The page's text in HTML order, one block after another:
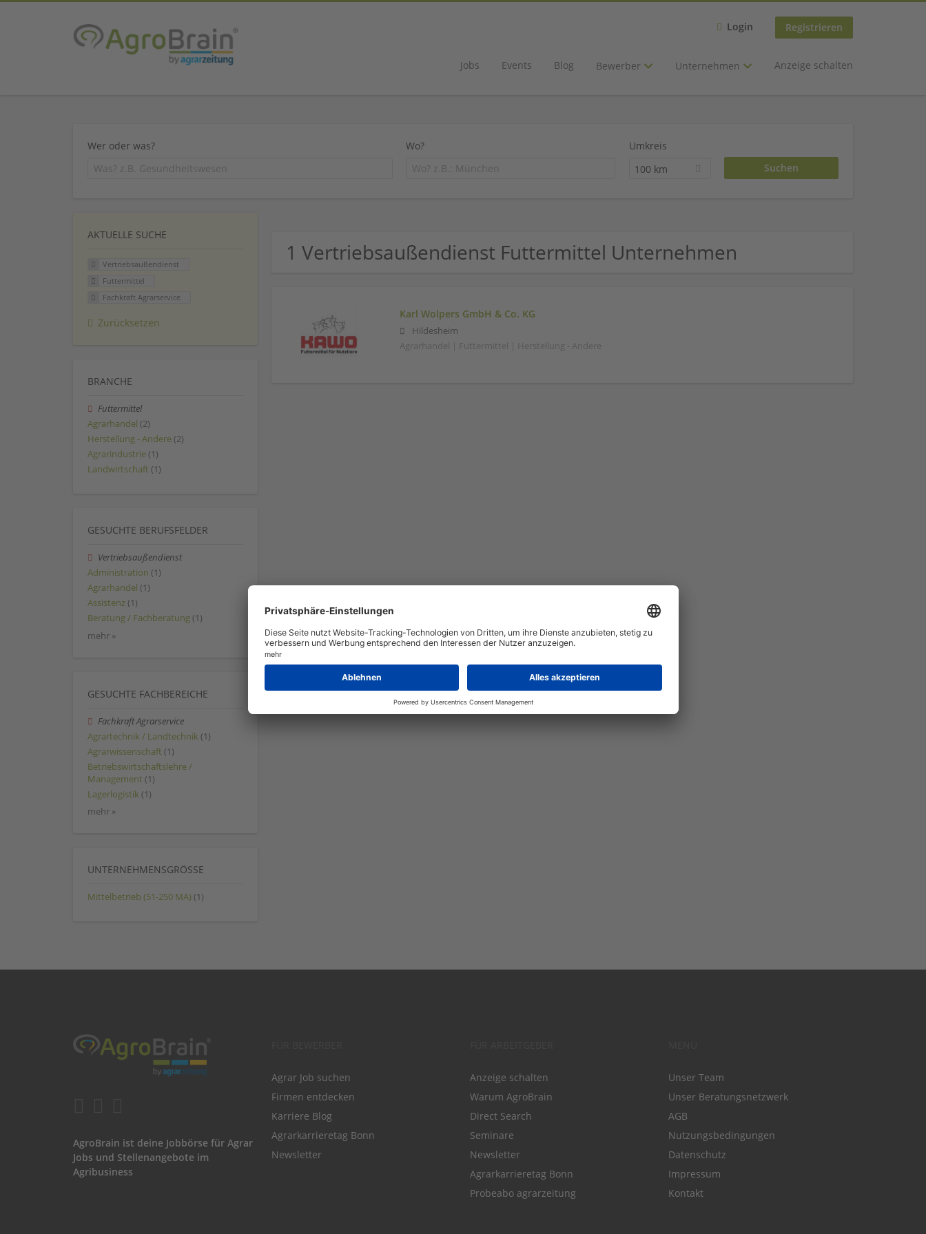
Login Registrieren
Jobs Events Blog Bewerber Unternehmen Anzeige schalten
Wer oder was? Wo?
Umkreis
100 km
1 Vertriebsaußendienst Futtermittel Unternehmen
Karl Wolpers GmbH & Co. KG
Hildesheim
Agrarhandel | Futtermittel | Herstellung - Andere
AKTUELLE SUCHE
Vertriebsaußendienst
Futtermittel
Fachkraft Agrarservice
Zurücksetzen
BRANCHE
Futtermittel
Agrarhandel (2)
Herstellung - Andere (2)
Agrarindustrie (1)
Landwirtschaft (1)
GESUCHTE BERUFSFELDER
Vertriebsaußendienst
Administration (1)
Agrarhandel (1)
Assistenz (1)
Beratung / Fachberatung (1)
mehr »
GESUCHTE FACHBEREICHE
Fachkraft Agrarservice
Agrartechnik / Landtechnik (1)
Agrarwissenschaft (1)
Betriebswirtschaftslehre /
Management (1)
Lagerlogistik (1)
mehr »
UNTERNEHMENSGRÖSSE
Mittelbetrieb (51-250 MA) (1)
AgroBrain ist deine Jobbörse für Agrar
Jobs und Stellenangebote im
Agribusiness
Agrar Job suchen
Firmen entdecken
Karriere Blog
Agrarkarrieretag Bonn
Newsletter
Anzeige schalten
Warum AgroBrain
Direct Search
Seminare
Newsletter
Agrarkarrieretag Bonn
Probeabo agrarzeitung
Unser Team
Unser Beratungsnetzwerk
AGB
Nutzungsbedingungen
Datenschutz
Impressum
Kontakt